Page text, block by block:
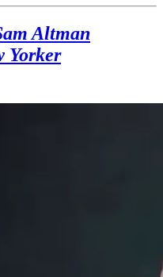
Altman
Yorker